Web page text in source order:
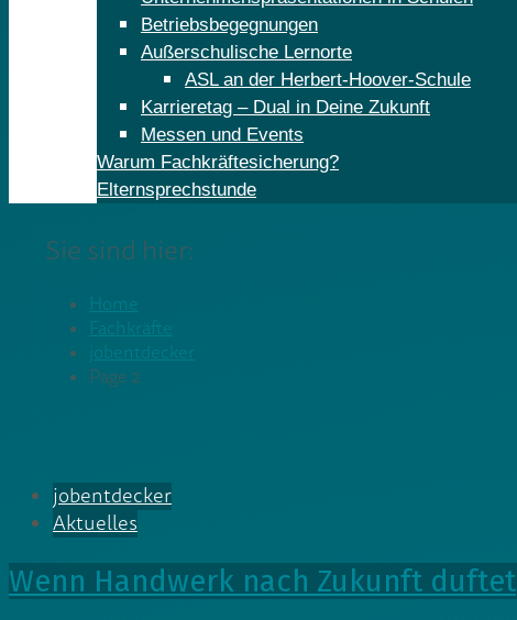
Betriebsbegegnungen
Außerschulische Lernorte
ASL an der Herbert-Hoover-Schule
Karrieretag – Dual in Deine Zukunft
Messen und Events
Warum Fachkräftesicherung?
Elternsprechstunde
Sie sind hier:
Home
Fachkräfte
jobentdecker
Page 2
jobentdecker
Aktuelles
Wenn Handwerk nach Zukunft duftet